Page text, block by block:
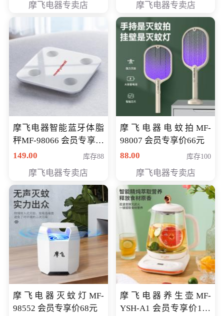
摩飞电器专卖店 摩飞电器专卖店
摩飞电器智能蓝牙体脂
秤MF-98066 会员专享价
98元
149.00 库存88
摩飞电器专卖店
摩飞电器电蚊拍MF-
98007 会员专享价66元
88.00
库存100
摩飞电器专卖店
摩飞电器灭蚊灯MF-
98552 会员专享价68元
摩飞电器养生壶MF-
YSH-A1 会员专享价198